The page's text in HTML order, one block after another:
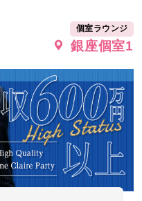
個室ラウンジ
銀座個室1